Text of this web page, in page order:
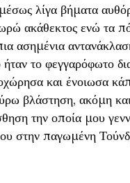
λίγα βήματα
ακάθεκτος ενώ τα
ασημένια
ήταν το φεγγαρόφωτο
και ένοιωσα
βλάστηση, ακόμη
την οποία μου
στην παγωμένη